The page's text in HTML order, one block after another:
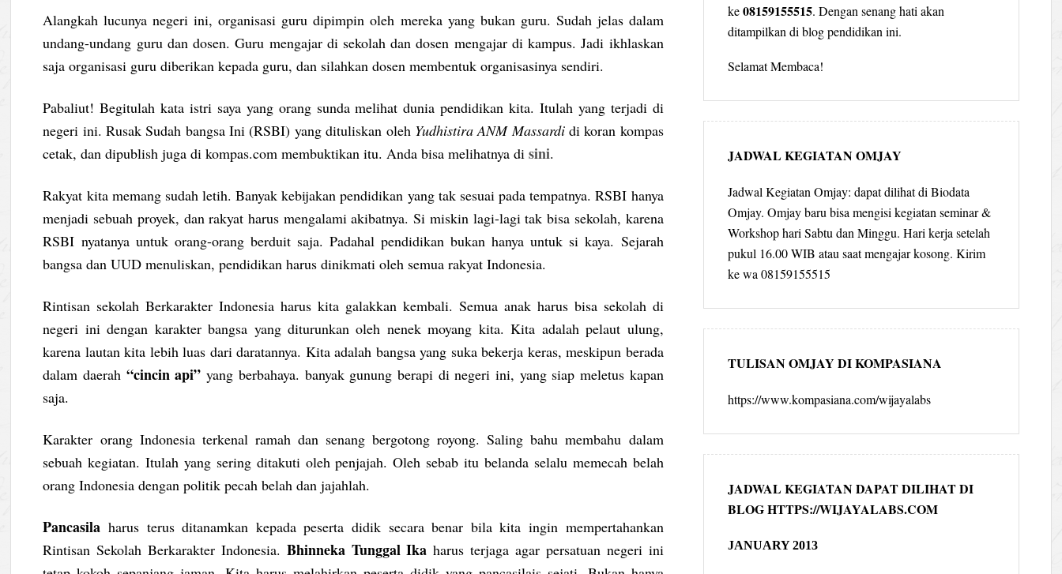
Alangkah lucunya negeri ini, organisasi guru dipimpin oleh mereka yang bukan guru. Sudah jelas dalam
undang-undang guru dan dosen. Guru mengajar di sekolah dan dosen mengajar di kampus. Jadi ikhlaskan
saja organisasi guru diberikan kepada guru, dan silahkan dosen membentuk organisasinya sendiri.
Pabaliut! Begitulah kata istri saya yang orang sunda melihat dunia pendidikan kita. Itulah yang terjadi di
negeri ini. Rusak Sudah bangsa Ini (RSBI) yang dituliskan oleh Yudhistira ANM Massardidi koran kompas
cetak, dan dipublish juga di kompas.com membuktikan itu. Anda bisa melihatnya disini.
Rakyat kita memang sudah letih. Banyak kebijakan pendidikan yang tak sesuai pada tempatnya. RSBI hanya
menjadi sebuah proyek, dan rakyat harus mengalami akibatnya. Si miskin lagi-lagi tak bisa sekolah, karena
RSBI nyatanya untuk orang-orang berduit saja. Padahal pendidikan bukan hanya untuk si kaya. Sejarah
bangsa dan UUD menuliskan, pendidikan harus dinikmati oleh semua rakyat Indonesia.
Rintisan sekolah Berkarakter Indonesia harus kita galakkan kembali. Semua anak harus bisa sekolah di
negeri ini dengan karakter bangsa yang diturunkan oleh nenek moyang kita. Kita adalah pelaut ulung,
karena lautan kita lebih luas dari daratannya. Kita adalah bangsa yang suka bekerja keras, meskipun berada
dalam daerah “cincin api” yang berbahaya. banyak gunung berapi di negeri ini, yang siap meletus kapan
saja.
Karakter orang Indonesia terkenal ramah dan senang bergotong royong. Saling bahu membahu dalam
sebuah kegiatan. Itulah yang sering ditakuti oleh penjajah. Oleh sebab itu belanda selalu memecah belah
orang Indonesia dengan politik pecah belah dan jajahlah.
Pancasila harus terus ditanamkan kepada peserta didik secara benar bila kita ingin mempertahankan
Rintisan Sekolah Berkarakter Indonesia. Bhinneka Tunggal Ika harus terjaga agar persatuan negeri ini
ke08159155515. Dengan senang hati akan
ditampilkan di blog pendidikan ini.
Selamat Membaca!
JADWAL KEGIATAN OMJAY
Jadwal Kegiatan Omjay: dapat dilihat di Biodata
Omjay. Omjay baru bisa mengisi kegiatan seminar &
Workshop hari Sabtu dan Minggu. Hari kerja setelah
pukul 16.00 WIB atau saat mengajar kosong. Kirim
ke wa 08159155515
TULISAN OMJAY DI KOMPASIANA
https://www.kompasiana.com/wijayalabs
JADWAL KEGIATAN DAPAT DILIHAT DI
BLOG HTTPS://WIJAYALABS.COM
JANUARY 2013